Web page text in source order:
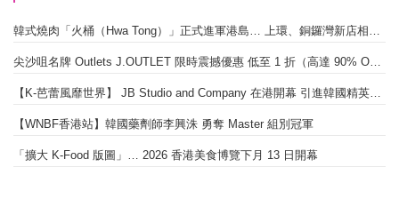
韓式燒肉「火桶（Hwa Tong）」正式進軍港島… 上環、銅鑼灣新店相繼開幕
尖沙咀名牌 Outlets J.OUTLET 限時震撼優惠 低至 1 折（高達 90% OFF）
【K-芭蕾風靡世界】 JB Studio and Company 在港開幕 引進韓國精英芭蕾教育系統
【WNBF香港站】韓國藥劑師李興洙 勇奪 Master 組別冠軍
「擴大 K-Food 版圖」… 2026 香港美食博覽下月 13 日開幕